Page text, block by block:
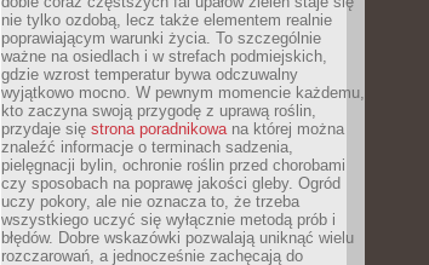
nie tylko ozdobą, lecz także elementem realnie
poprawiającym warunki życia. To szczególnie
ważne na osiedlach i w strefach podmiejskich,
gdzie wzrost temperatur bywa odczuwalny
wyjątkowo mocno. W pewnym momencie każdemu,
kto zaczyna swoją przygodę z uprawą roślin,
przydaje się strona poradnikowana której można
znaleźć informacje o terminach sadzenia,
pielęgnacji bylin, ochronie roślin przed chorobami
czy sposobach na poprawę jakości gleby. Ogród
uczy pokory, ale nie oznacza to, że trzeba
wszystkiego uczyć się wyłącznie metodą prób i
błędów. Dobre wskazówki pozwalają uniknąć wielu
rozczarowań, a jednocześnie zachęcają do